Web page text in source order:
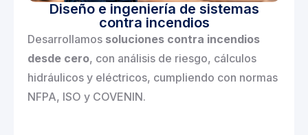
Diseño e ingeniería de sistemas
contra incendios
Desarrollamos soluciones contra incendios
desde cero, con análisis de riesgo, cálculos
hidráulicos y eléctricos, cumpliendo con normas
NFPA, ISO y COVENIN.